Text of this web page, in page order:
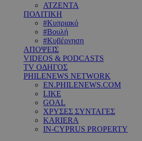
ΑΤΖΕΝΤΑ
ΠΟΛΙΤΙΚΗ
#Κυπριακό
#Βουλή
#Κυβέρνηση
ΑΠΟΨΕΙΣ
VIDEOS & PODCASTS
TV ΟΔΗΓΟΣ
PHILENEWS NETWORK
EN.PHILENEWS.COM
LIKE
GOAL
ΧΡΥΣΕΣ ΣΥΝΤΑΓΕΣ
KARIERA
IN-CYPRUS PROPERTY